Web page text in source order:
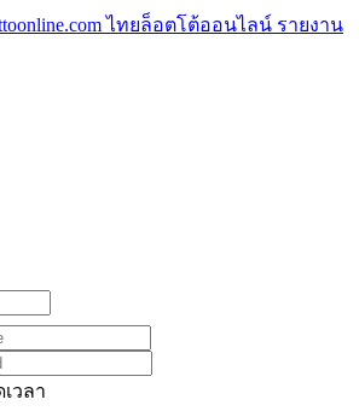
ไทยล็อตโต้ออนไลน์ รายงาน
วลา